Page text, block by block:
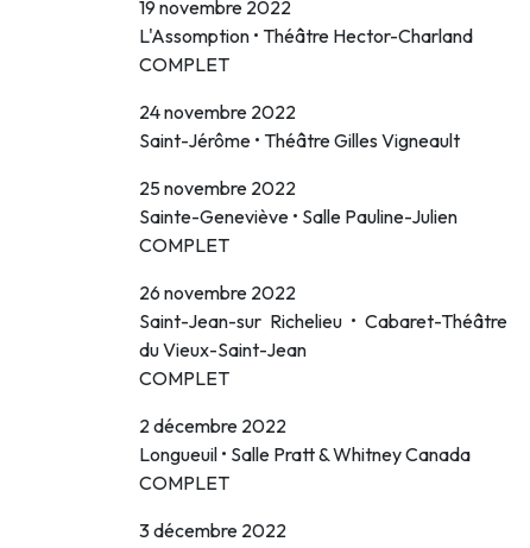
19 novembre 2022
L'Assomption • Théâtre Hector-Charland
COMPLET
24 novembre 2022
Saint-Jérôme • Théâtre Gilles Vigneault
25 novembre 2022
Sainte-Geneviève • Salle Pauline-Julien
COMPLET
26 novembre 2022
Saint-Jean-sur Richelieu • Cabaret-Théâtre
du Vieux-Saint-Jean
COMPLET
2 décembre 2022
Longueuil • Salle Pratt & Whitney Canada
COMPLET
3 décembre 2022